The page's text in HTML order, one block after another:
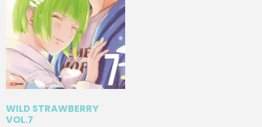
WILD STRAWBERRY
VOL.7